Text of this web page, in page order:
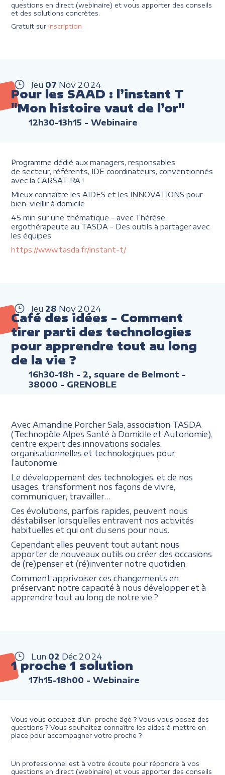
questions en direct (webinaire) et vous apporter des conseils
et des solutions concrètes.
Gratuit sur inscription
Jeu 07 Nov 2024
Pour les SAAD : l’instant T
"Mon histoire vaut de l’or"
12h30-13h15 - Webinaire
Programme dédié aux managers, responsables
de secteur, référents, IDE coordinateurs, conventionnés
avec la CARSAT RA !
Mieux connaître les AIDES et les INNOVATIONS pour
bien-vieillir à domicile
45 min sur une thématique - avec Thérèse,
ergothérapeute au TASDA - Des outils à partager avec
les équipes
https://www.tasda.fr/instant-t/
Jeu 28 Nov 2024
Café des idées - Comment
tirer parti des technologies
pour apprendre tout au long
de la vie ?
16h30-18h - 2, square de Belmont -
38000 - GRENOBLE
Avec Amandine Porcher Sala, association TASDA
(Technopôle Alpes Santé à Domicile et Autonomie),
centre expert des innovations sociales,
organisationnelles et technologiques pour
l’autonomie.
Le développement des technologies, et de nos
usages, transforment nos façons de vivre,
communiquer, travailler…
Ces évolutions, parfois rapides, peuvent nous
déstabiliser lorsqu’elles entravent nos activités
habituelles et qui ont du sens pour nous.
Cependant elles peuvent tout autant nous
apporter de nouveaux outils ou créer des occasions
de (re)penser et (ré)inventer notre quotidien.
Comment apprivoiser ces changements en
préservant notre capacité à nous développer et à
apprendre tout au long de notre vie ?
Lun 02 Déc 2024
1 proche 1 solution
17h15-18h00 - Webinaire
Vous vous occupez d'un proche âgé ? Vous vous posez des
questions ? Vous souhaitez connaître les aides à mettre en
place pour accompagner votre proche ?
Un professionnel est à votre écoute pour répondre à vos
questions en direct (webinaire) et vous apporter des conseils